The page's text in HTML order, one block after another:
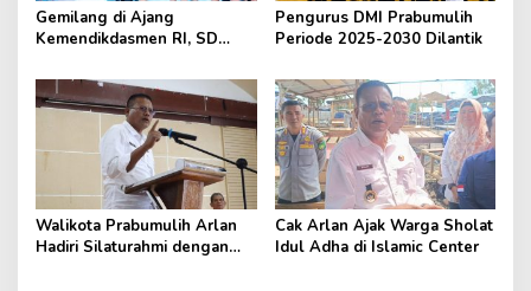
Gemilang di Ajang
Kemendikdasmen RI, SD
Penghargaan Nasional
Pengurus DMI Prabumulih
Periode 2025-2030 Dilantik
Walikota Prabumulih Arlan
Hadiri Silaturahmi dengan
Cak Arlan Ajak Warga Sholat
Idul Adha di Islamic Center